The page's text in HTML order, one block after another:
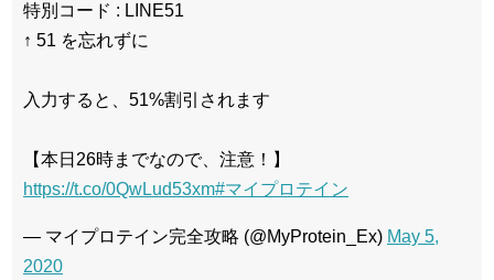
特別コード : LINE51
↑ 51 を忘れずに
入力すると、51%割引されます
【本日26時までなので、注意！】
https://t.co/0QwLud53xm#マイプロテイン
— マイプロテイン完全攻略 (@MyProtein_Ex) May 5,
2020